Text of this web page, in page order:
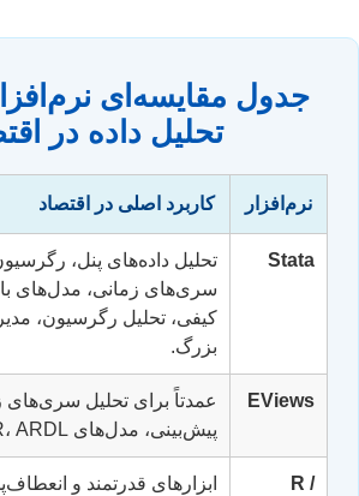
جدول مقایسه‌ای
تحلیل داده در
نرم‌افزار کاربرد اصلی در اقتصاد
Stata
تحلیل داده‌های پنل،
سری‌های زمانی، مدل‌های با
کیفی، تحلیل رگرسیون،
بزرگ.
EViews
عمدتاً برای تحلیل سری‌های
پیش‌بینی، مدل‌های GARCH، VAR، ARDL.
R /
ابزارهای قدرتمند و